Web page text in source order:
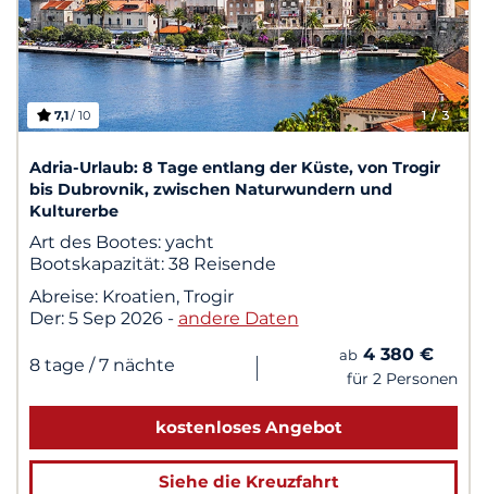
1/ 3
7,1/ 10
Adria-Urlaub: 8 Tage entlang der Küste, von Trogir
bis Dubrovnik, zwischen Naturwundern und
Kulturerbe
Art des Bootes: yacht
Bootskapazität: 38 Reisende
Abreise: Kroatien, Trogir
Der: 5 Sep 2026 - andere Daten
8 tage / 7 nächte | ab 4 380 €
für 2 Personen
kostenloses Angebot
Siehe die Kreuzfahrt